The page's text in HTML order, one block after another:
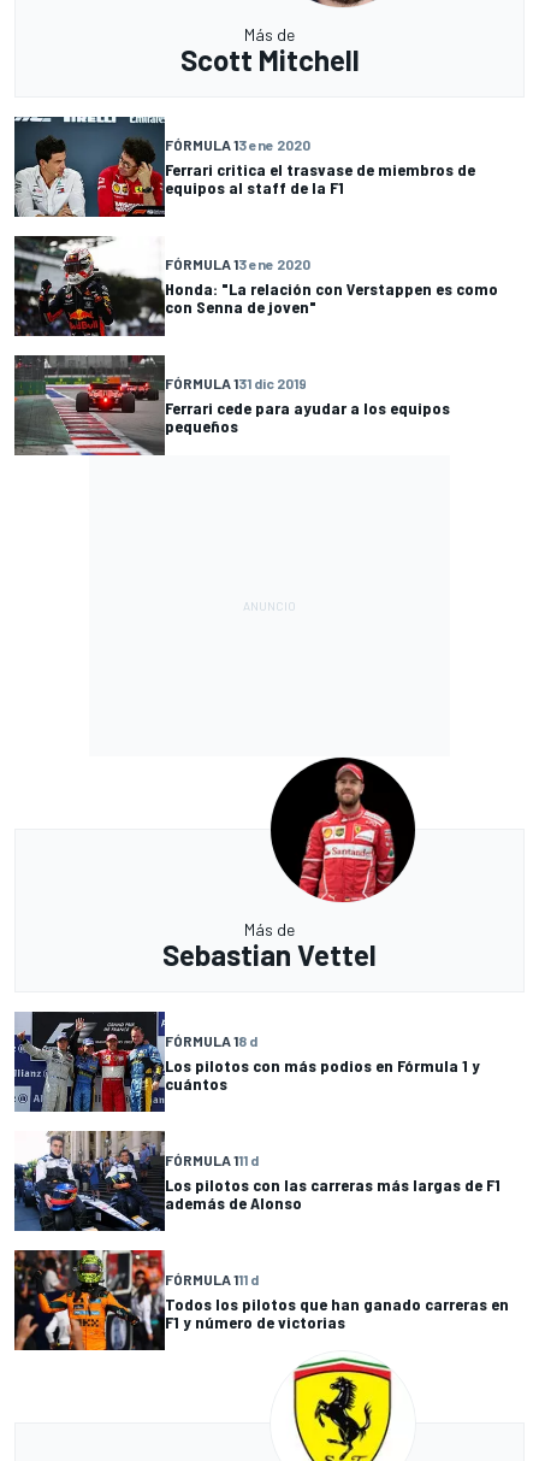
Más de
Scott Mitchell
FÓRMULA 13 ene 2020
Ferrari critica el trasvase de miembros de
equipos al staff de la F1
FÓRMULA 13 ene 2020
Honda: "La relación con Verstappen es como
con Senna de joven"
FÓRMULA 131 dic 2019
Ferrari cede para ayudar a los equipos
pequeños
Más de
Sebastian Vettel
FÓRMULA 18 d
Los pilotos con más podios en Fórmula 1 y
cuántos
FÓRMULA 111 d
Los pilotos con las carreras más largas de F1
además de Alonso
FÓRMULA 111 d
Todos los pilotos que han ganado carreras en
F1 y número de victorias